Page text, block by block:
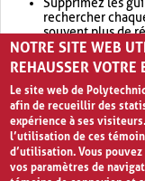
rechercher
souvent plus de
Envisagez
retournera
NOTRE SITE WEB
REHAUSSER VOTRE
Le site web de
afin de recueillir des
expérience à ses
l’utilisation de ces
d’utilisation. Vous
vos paramètres de